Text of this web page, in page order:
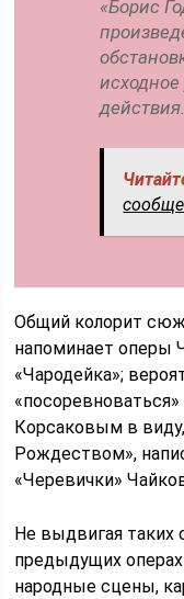
«Борис
действия.
Общий колорит
напоминает оперы
«Чародейка»;
Корсаковым в
Рождеством»,
«Черевички»
Не выдвигая таких
предыдущих
народные сцены,